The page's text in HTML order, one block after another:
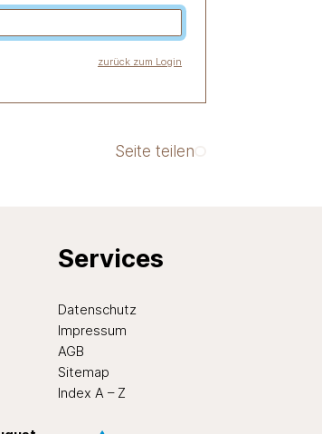
zurück zum Login
Seite teilen
Services
Datenschutz
Impressum
AGB
Sitemap
Index A – Z